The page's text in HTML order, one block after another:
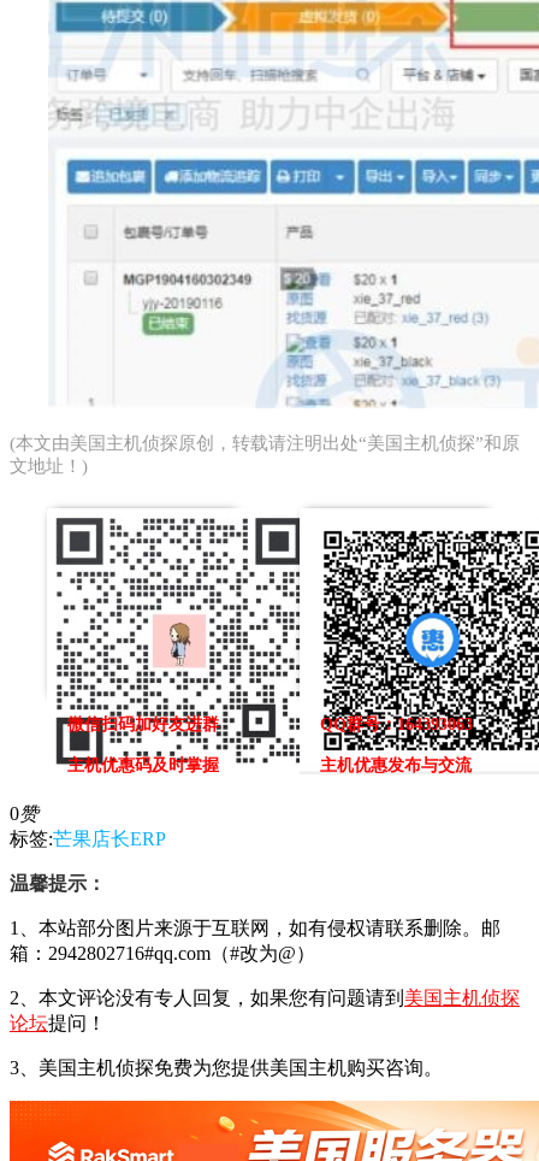
(本文由美国主机侦探原创，转载请注明出处“美国主机侦探”和原
文地址！)
微信扫码加好友进群
主机优惠码及时掌握
QQ群号：164393063
主机优惠发布与交流
0赞
标签:芒果店长ERP
温馨提示：
1、本站部分图片来源于互联网，如有侵权请联系删除。邮
箱：2942802716#qq.com（#改为@）
2、本文评论没有专人回复，如果您有问题请到 美国主机侦探
论坛提问！
3、美国主机侦探免费为您提供美国主机购买咨询。